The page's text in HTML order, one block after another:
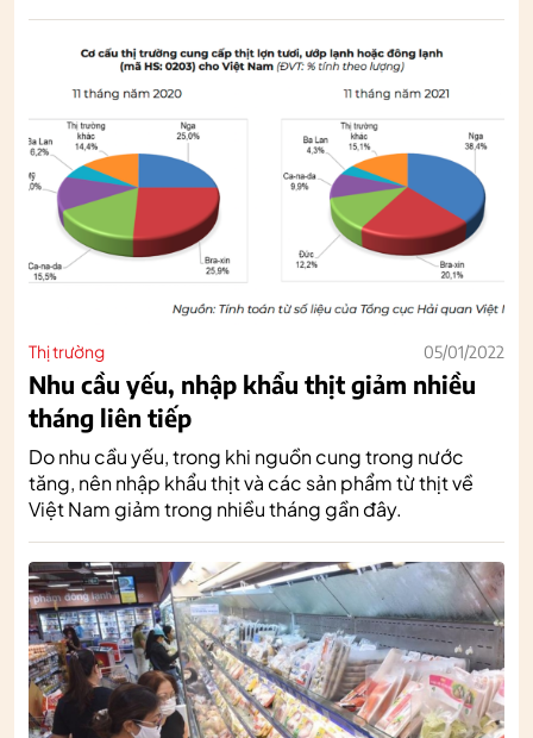
Thị trường 05/01/2022
Nhu cầu yếu, nhập khẩu thịt giảm nhiều
tháng liên tiếp
Do nhu cầu yếu, trong khi nguồn cung trong nước
tăng, nên nhập khẩu thịt và các sản phẩm từ thịt về
Việt Nam giảm trong nhiều tháng gần đây.